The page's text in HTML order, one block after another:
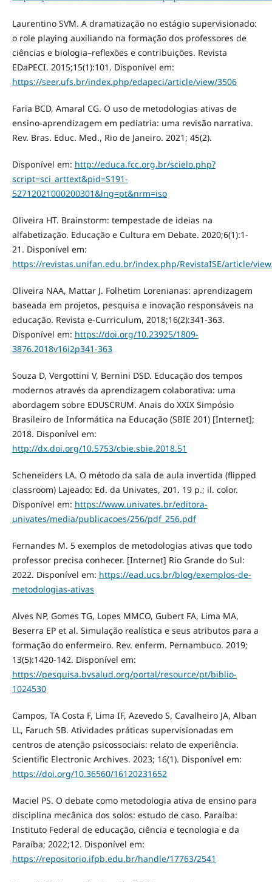
Laurentino SVM. A dramatização no estágio supervisionado:
o role playing auxiliando na formação dos professores de
ciências e biologia–reflexões e contribuições. Revista
EDaPECI. 2015;15(1):101. Disponível em:
https://seer.ufs.br/index.php/edapeci/article/view/3506
Faria BCD, Amaral CG. O uso de metodologias ativas de
ensino-aprendizagem em pediatria: uma revisão narrativa.
Rev. Bras. Educ. Med., Rio de Janeiro. 2021; 45(2).
Disponível em: http://educa.fcc.org.br/scielo.php?
script=sci_arttext&pid=S191-
52712021000200301&lng=pt&nrm=iso
Oliveira HT. Brainstorm: tempestade de ideias na
alfabetização. Educação e Cultura em Debate. 2020;6(1):1-
21. Disponível em:
https://revistas.unifan.edu.br/index.php/RevistaISE/article/
Oliveira NAA, Mattar J. Folhetim Lorenianas: aprendizagem
baseada em projetos, pesquisa e inovação responsáveis na
educação. Revista e-Curriculum, 2018;16(2):341-363.
Disponível em: https://doi.org/10.23925/1809-
3876.2018v16i2p341-363
Souza D, Vergottini V, Bernini DSD. Educação dos tempos
modernos através da aprendizagem colaborativa: uma
abordagem sobre EDUSCRUM. Anais do XXIX Simpósio
Brasileiro de Informática na Educação (SBIE 201) [Internet];
2018. Disponível em:
http://dx.doi.org/10.5753/cbie.sbie.2018.51
Scheneiders LA. O método da sala de aula invertida (flipped
classroom) Lajeado: Ed. da Univates, 201. 19 p.; il. color.
Disponível em: https://www.univates.br/editora-
univates/media/publicacoes/256/pdf_256.pdf
Fernandes M. 5 exemplos de metodologias ativas que todo
professor precisa conhecer. [Internet] Rio Grande do Sul:
2022. Disponível em: https://ead.ucs.br/blog/exemplos-de-
metodologias-ativas
Alves NP, Gomes TG, Lopes MMCO, Gubert FA, Lima MA,
Beserra EP et al. Simulação realística e seus atributos para a
formação do enfermeiro. Rev. enferm. Pernambuco. 2019;
13(5):1420-142. Disponível em:
https://pesquisa.bvsalud.org/portal/resource/pt/biblio-
1024530
Campos, TA Costa F, Lima IF, Azevedo S, Cavalheiro JA, Alban
LL, Faruch SB. Atividades práticas supervisionadas em
centros de atenção psicossociais: relato de experiência.
Scientific Electronic Archives. 2023; 16(1). Disponível em:
https://doi.org/10.36560/16120231652
Maciel PS. O debate como metodologia ativa de ensino para
disciplina mecânica dos solos: estudo de caso. Paraíba:
Instituto Federal de educação, ciência e tecnologia e da
Paraíba; 2022;12. Disponível em:
https://repositorio.ifpb.edu.br/handle/17763/2541